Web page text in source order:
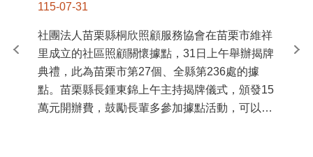
115-07-31
社團法人苗栗縣桐欣照顧服務協會在苗栗市維祥
里成立的社區照顧關懷據點，31日上午舉辦揭牌
典禮，此為苗栗市第27個、全縣第236處的據
點。苗栗縣長鍾東錦上午主持揭牌儀式，頒發15
萬元開辦費，鼓勵長輩多參加據點活動，可以更
苗